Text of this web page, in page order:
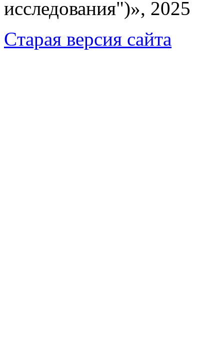
исследования")», 2025
Cтарая версия сайта